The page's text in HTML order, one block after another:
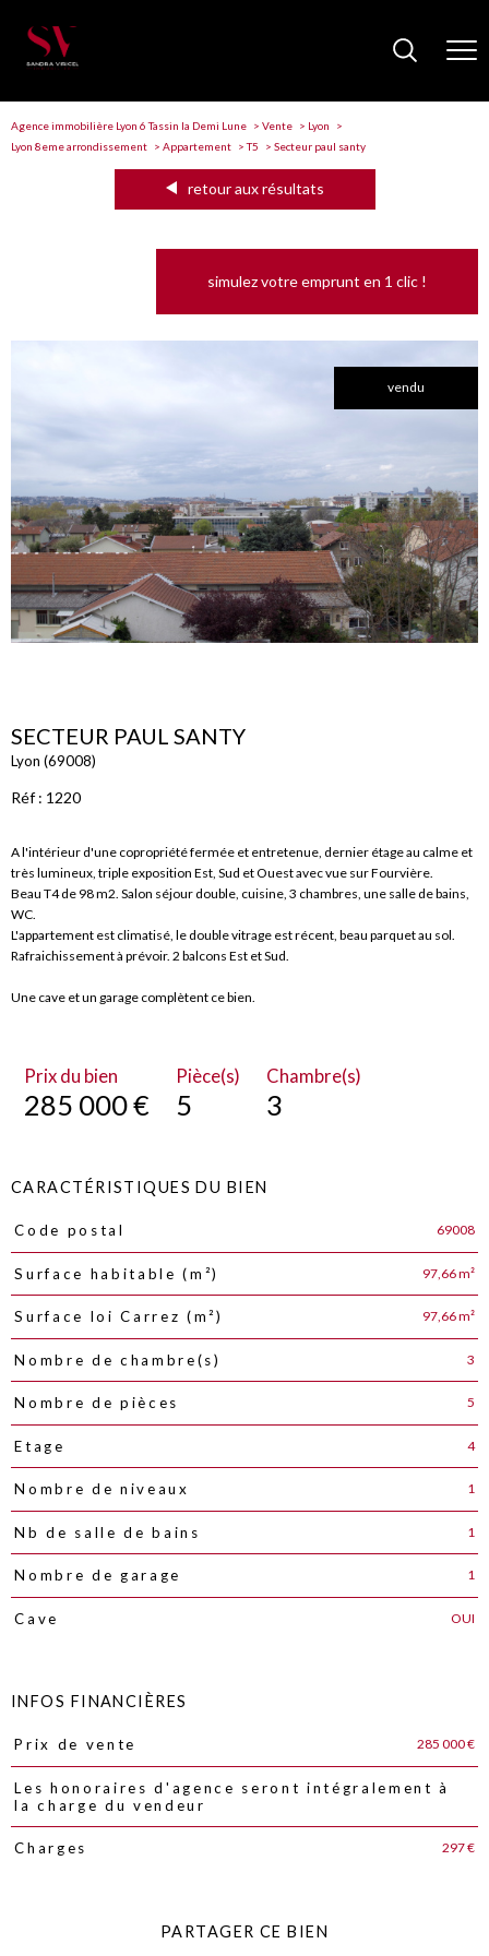
Agence immobilière Lyon 6 Tassin la Demi Lune Vente
Lyon
Lyon 8eme arrondissement
Appartement T5 Secteur paul santy
retour aux résultats
simulez votre emprunt en 1 clic !
vendu
SECTEUR PAUL SANTY
Lyon (69008)
Réf : 1220
A l'intérieur d'une copropriété fermée et entretenue, dernier étage au calme et
très lumineux, triple exposition Est, Sud et Ouest avec vue sur Fourvière.
Beau T4 de 98 m2. Salon séjour double, cuisine, 3 chambres, une salle de bains,
WC.
L'appartement est climatisé, le double vitrage est récent, beau parquet au sol.
Rafraichissement à prévoir. 2 balcons Est et Sud.
Une cave et un garage complètent ce bien.
Prix du bien
285 000 €
Pièce(s)
5
Chambre(s)
3
CARACTÉRISTIQUES DU BIEN
Caractéristiques
Code postal 69008
Surface habitable (m²) 97,66 m²
Surface loi Carrez (m²) 97,66 m²
Nombre de chambre(s) 3
Nombre de pièces 5
Etage 4
Nombre de niveaux 1
Nb de salle de bains 1
Nombre de garage 1
Cave OUI
INFOS FINANCIÈRES
Caractéristiques Valeurs
Prix de vente 285 000 €
Les honoraires d'agence seront intégralement à
la charge du vendeur
Charges 297 €
PARTAGER CE BIEN